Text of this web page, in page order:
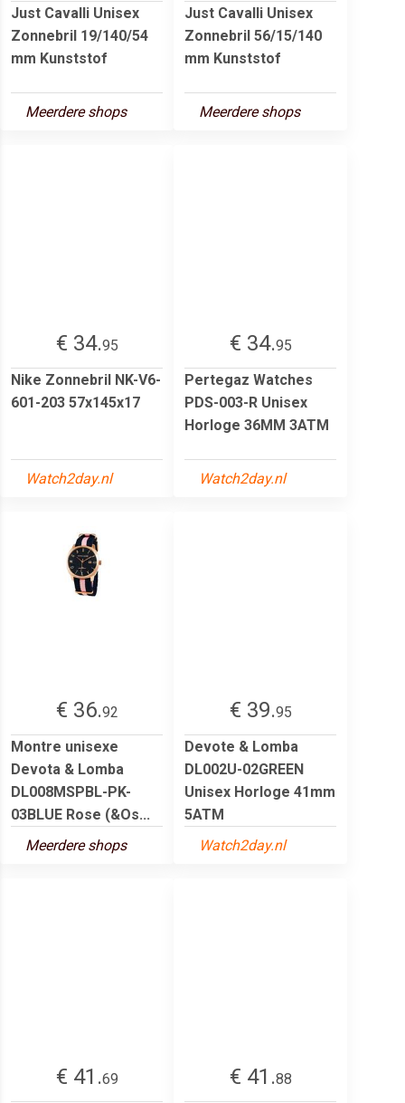
Just Cavalli Unisex
Zonnebril 19/140/54
mm Kunststof
Meerdere shops
Just Cavalli Unisex
Zonnebril 56/15/140
mm Kunststof
Meerdere shops
€ 34.95
Nike Zonnebril NK-V6-
601-203 57x145x17
Watch2day.nl
€ 34.95
Pertegaz Watches
PDS-003-R Unisex
Horloge 36MM 3ATM
Watch2day.nl
€ 36.92
Montre unisexe
Devota & Lomba
DL008MSPBL-PK-
03BLUE Rose (&Os...
Meerdere shops
€ 39.95
Devote & Lomba
DL002U-02GREEN
Unisex Horloge 41mm
5ATM
Watch2day.nl
€ 41.69
€ 41.88